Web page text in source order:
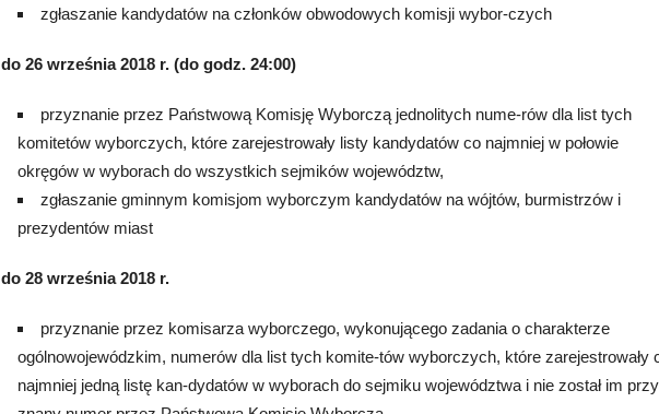
zgłaszanie kandydatów na członków obwodowych komisji wybor-czych
do 26 września 2018 r. (do godz. 24:00)
przyznanie przez Państwową Komisję Wyborczą jednolitych nume-rów dla list tych
komitetów wyborczych, które zarejestrowały listy kandydatów co najmniej w połowie
okręgów w wyborach do wszystkich sejmików województw,
zgłaszanie gminnym komisjom wyborczym kandydatów na wójtów, burmistrzów i
prezydentów miast
do 28 września 2018 r.
przyznanie przez komisarza wyborczego, wykonującego zadania o charakterze
ogólnowojewódzkim, numerów dla list tych komite-tów wyborczych, które zarejestrowały
najmniej jedną listę kan-dydatów w wyborach do sejmiku województwa i nie został im